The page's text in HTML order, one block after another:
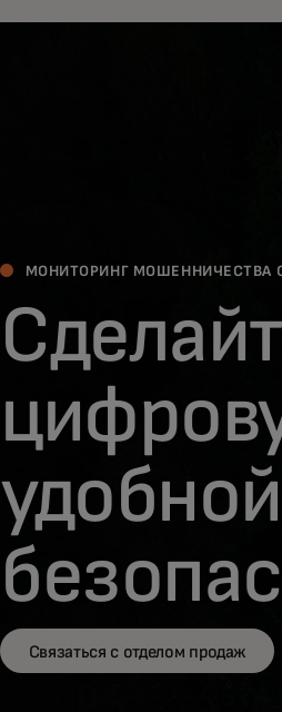
МОНИТОРИНГ МОШЕННИЧЕСТВА
Связаться с отделом продаж